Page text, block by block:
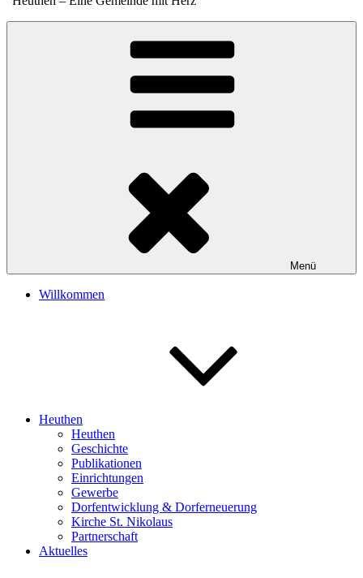
Menü
Willkommen
Heuthen
Heuthen
Geschichte
Publikationen
Einrichtungen
Gewerbe
Dorfentwicklung & Dorferneuerung
Kirche St. Nikolaus
Partnerschaft
Aktuelles